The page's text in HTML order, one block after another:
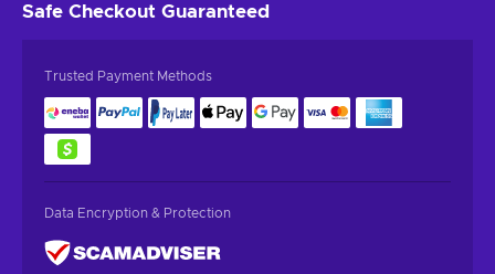
Safe Checkout Guaranteed
Trusted Payment Methods
Data Encryption & Protection